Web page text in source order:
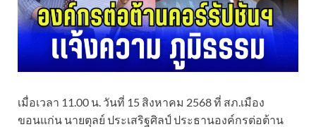
เมื่อเวลา 11.00 น. วันที่ 15 สิงหาคม 2568 ที่ สภ.เมือง
ขอนแก่น นายตุลย์ ประเสริฐศิลป์ ประธานองค์กรต่อต้าน